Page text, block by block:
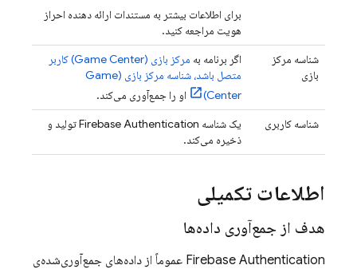
برای اطلاعات بیشتر به مستندات ارائه دهنده احراز
هویت مراجعه کنید.
شناسه مرکز
بازی
اگر برنامه به
مرکز بازی (Game Center) کاربر
متصل باشد، شناسه مرکز بازی (Game
Center)
او را جمع‌آوری می‌کند.
شناسه کاربری
یک شناسه Firebase Authenticationتولید و
ذخیره می‌کند.
اطلاعات تکمیلی
هدف از جمع‌آوری داده‌ها
Firebase Authentication عموماً از داده‌های جمع‌آوری‌شده‌ی